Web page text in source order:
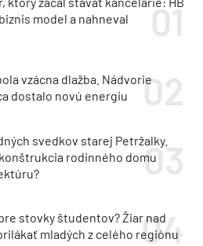
model a nahneval
vzácna dlažba. Nádvorie
dostalo novú energiu
svedkov starej Petržalky.
rodinného domu
stovky študentov? Žiar nad
mladých z celého regiónu